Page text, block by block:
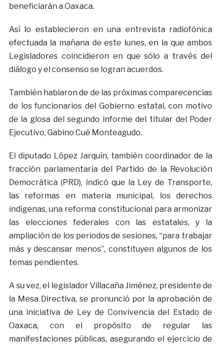
beneficiarán a Oaxaca.
Así lo establecieron en una entrevista radiofónica
efectuada la mañana de este lunes, en la que ambos
Legisladores coincidieron en que sólo a través del
diálogo y el consenso se logran acuerdos.
También hablaron de de las próximas comparecencias
de los funcionarios del Gobierno estatal, con motivo
de la glosa del segundo informe del titular del Poder
Ejecutivo, Gabino Cué Monteagudo.
El diputado López Jarquín, también coordinador de la
fracción parlamentaria del Partido de la Revolución
Democrática (PRD), indicó que la Ley de Transporte,
las reformas en materia municipal, los derechos
indígenas, una reforma constitucional para armonizar
las elecciones federales con las estatales, y la
ampliación de los periodos de sesiones, “para trabajar
más y descansar menos”, constituyen algunos de los
temas pendientes.
A su vez, el legislador Villacaña Jiménez, presidente de
la Mesa Directiva, se pronunció por la aprobación de
una iniciativa de Ley de Convivencia del Estado de
Oaxaca, con el propósito de regular las
manifestaciones públicas, asegurando el ejercicio de